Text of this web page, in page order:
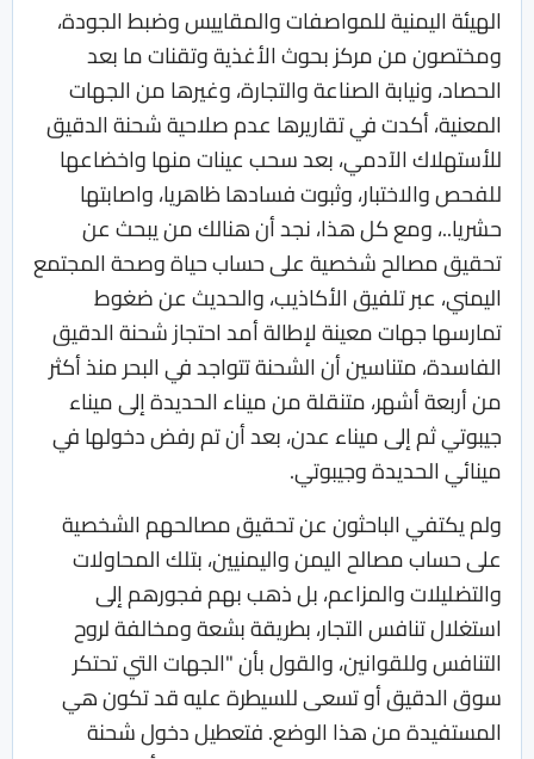
الهيئة اليمنية للمواصفات والمقاييس وضبط الجودة،
ومختصون من مركز بحوث الأغذية وتقنات ما بعد
الحصاد، ونيابة الصناعة والتجارة، وغيرها من الجهات
المعنية، أكدت في تقاريرها عدم صلاحية شحنة الدقيق
للأستهلاك الآدمي، بعد سحب عينات منها واخضاعها
للفحص والاختبار، وثبوت فسادها ظاهريا، واصابتها
حشريا..، ومع كل هذا، نجد أن هنالك من يبحث عن
تحقيق مصالح شخصية على حساب حياة وصحة المجتمع
اليمني، عبر تلفيق الأكاذيب، والحديث عن ضغوط
تمارسها جهات معينة لإطالة أمد احتجاز شحنة الدقيق
الفاسدة، متناسين أن الشحنة تتواجد في البحر منذ أكثر
من أربعة أشهر، متنقلة من ميناء الحديدة إلى ميناء
جيبوتي ثم إلى ميناء عدن، بعد أن تم رفض دخولها في
مينائي الحديدة وجيبوتي.
ولم يكتفي الباحثون عن تحقيق مصالحهم الشخصية
على حساب مصالح اليمن واليمنيين، بتلك المحاولات
والتضليلات والمزاعم، بل ذهب بهم فجورهم إلى
استغلال تنافس التجار، بطريقة بشعة ومخالفة لروح
التنافس وللقوانين، والقول بأن "الجهات التي تحتكر
سوق الدقيق أو تسعى للسيطرة عليه قد تكون هي
المستفيدة من هذا الوضع. فتعطيل دخول شحنة